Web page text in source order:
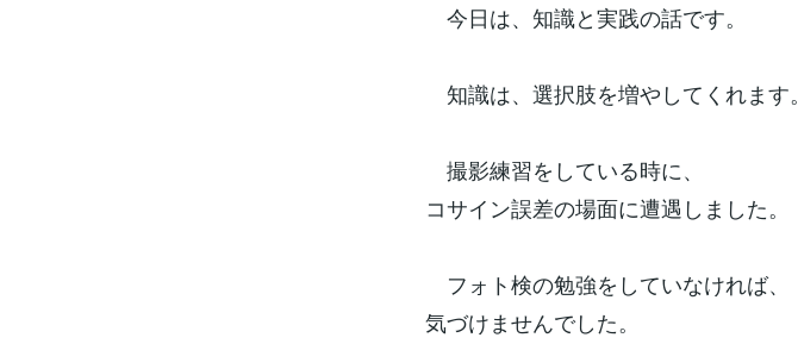
今日は、知識と実践の話です。
知識は、選択肢を増やしてくれます。
撮影練習をしている時に、
コサイン誤差の場面に遭遇しました。
フォト検の勉強をしていなければ、
気づけませんでした。